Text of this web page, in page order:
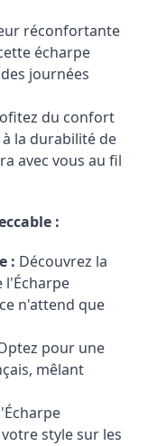
réconfortante
écharpe
journées
du confort
la durabilité de
avec vous au fil
:
: Découvrez la
l'Écharpe
n'attend que
pour une
mêlant
style sur les